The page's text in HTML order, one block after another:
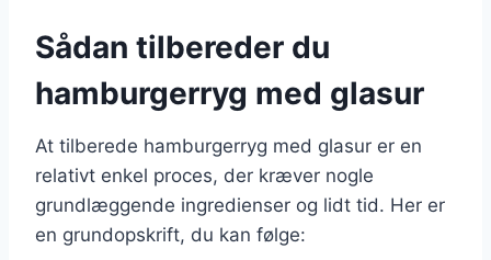
Sådan tilbereder du
hamburgerryg med glasur
At tilberede hamburgerryg med glasur er en
relativt enkel proces, der kræver nogle
grundlæggende ingredienser og lidt tid. Her er
en grundopskrift, du kan følge: